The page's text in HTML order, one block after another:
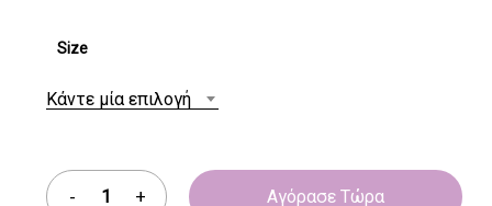
Size
Κάντε μία επιλογή
Αγόρασε Τώρα